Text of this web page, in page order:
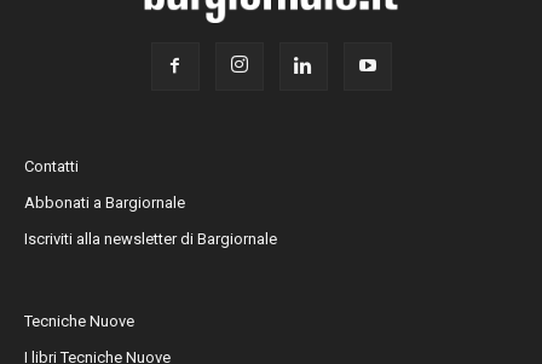
Contatti
Abbonati a Bargiornale
Iscriviti alla newsletter di Bargiornale
Tecniche Nuove
I libri Tecniche Nuove